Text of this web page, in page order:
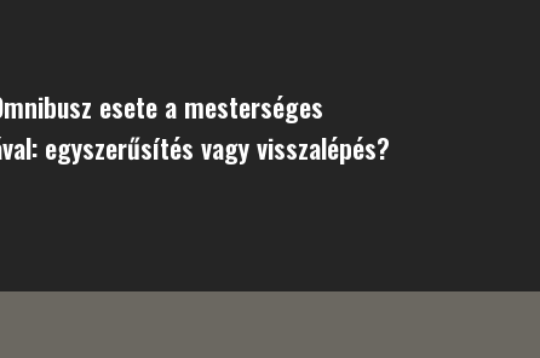
esete a mesterséges
egyszerűsítés vagy visszalépés?